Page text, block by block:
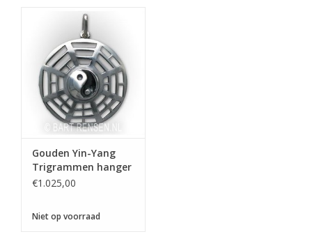
Gouden Yin-Yang
Trigrammen hanger
€1.025,00
Niet op voorraad